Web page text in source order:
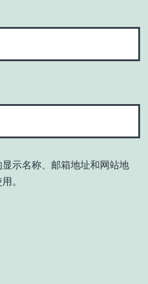
示名称、邮箱地址和网站地
。